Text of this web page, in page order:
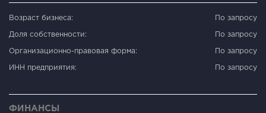
Возраст бизнеса: По запросу
Доля собственности: По запросу
Организационно-правовая форма: По запросу
ИНН предприятия: По запросу
ФИНАНСЫ